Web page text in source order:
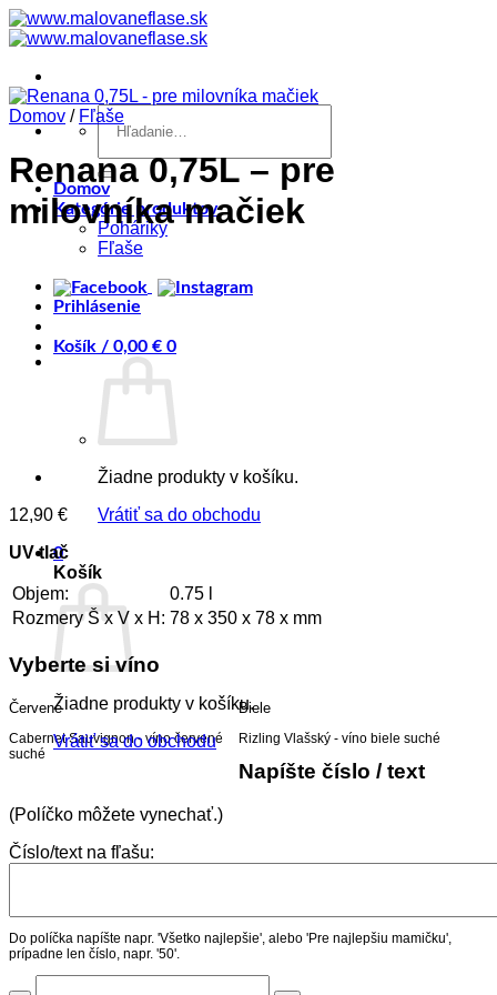
Skip
to
Hľadať:
Domov
Kategórie produktov
Poháriky
Fľaše
Prihlásenie
Košík / 0,00 € 0
Žiadne produkty v košíku.
Vrátiť sa do obchodu
0
Košík
Žiadne produkty v košíku.
Vrátiť sa do obchodu
Domov / Fľaše
Renana 0,75L – pre
milovníka mačiek
12,90 €
UV tlač
Objem:
0.75 l
Rozmery Š x V x H: 78 x 350 x 78 x mm
Vyberte si víno
Červené
Cabernet Sauvignon - víno červené
suché
Biele
Rizling Vlašský - víno biele suché
Napíšte číslo / text
(Políčko môžete vynechať.)
Číslo/text na fľašu:
Do políčka napíšte napr. 'Všetko najlepšie', alebo 'Pre najlepšiu mamičku',
prípadne len číslo, napr. '50'.